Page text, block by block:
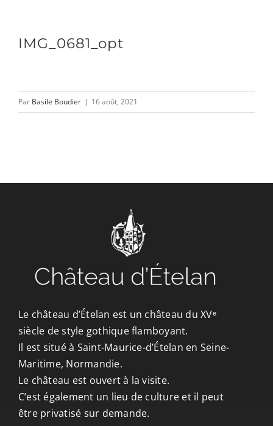
contenu
L’ASSOCIATION
CONTACT/ACCÈS
IMG_0681_opt
Par Basile Boudier | 16 août, 2021
Le château d’Ételan est un château du XVᵉ
siècle de style gothique flamboyant.
Il est situé à Saint-Maurice-d’Ételan en Seine-
Maritime, Normandie.
Le château est ouvert à la visite.
C’est également un lieu de culture et il peut
être privatisé sur demande.